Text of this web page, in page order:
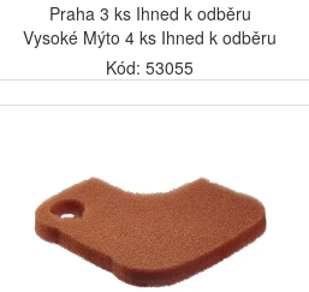
Praha 3 ks Ihned k odběru
Vysoké Mýto 4 ks Ihned k odběru
Kód: 53055